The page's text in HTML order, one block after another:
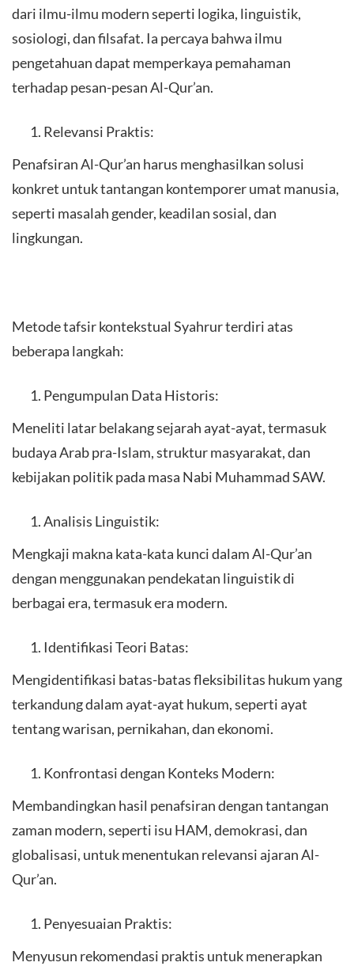
dari ilmu-ilmu modern seperti logika, linguistik,
sosiologi, dan filsafat. Ia percaya bahwa ilmu
pengetahuan dapat memperkaya pemahaman
terhadap pesan-pesan Al-Qur’an.
Relevansi Praktis:
Penafsiran Al-Qur’an harus menghasilkan solusi
konkret untuk tantangan kontemporer umat manusia,
seperti masalah gender, keadilan sosial, dan
lingkungan.
Metode tafsir kontekstual Syahrur terdiri atas
beberapa langkah:
Pengumpulan Data Historis:
Meneliti latar belakang sejarah ayat-ayat, termasuk
budaya Arab pra-Islam, struktur masyarakat, dan
kebijakan politik pada masa Nabi Muhammad SAW.
Analisis Linguistik:
Mengkaji makna kata-kata kunci dalam Al-Qur’an
dengan menggunakan pendekatan linguistik di
berbagai era, termasuk era modern.
Identifikasi Teori Batas:
Mengidentifikasi batas-batas fleksibilitas hukum yang
terkandung dalam ayat-ayat hukum, seperti ayat
tentang warisan, pernikahan, dan ekonomi.
Konfrontasi dengan Konteks Modern:
Membandingkan hasil penafsiran dengan tantangan
zaman modern, seperti isu HAM, demokrasi, dan
globalisasi, untuk menentukan relevansi ajaran Al-
Qur’an.
Penyesuaian Praktis:
Menyusun rekomendasi praktis untuk menerapkan